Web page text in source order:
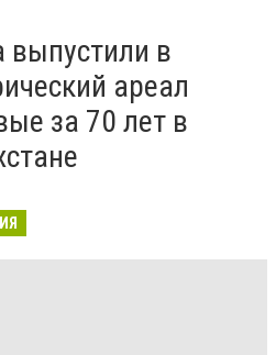
выпустили в
ареал
за 70 лет в